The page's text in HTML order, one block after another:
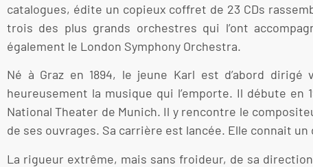
catalogues, édite un copieux coffret de 23 CDs
trois des plus grands orchestres qui l’ont
également le London Symphony Orchestra.
Né à Graz en 1894, le jeune Karl est d’abord
heureusement la musique qui l’emporte. Il débute en
National Theater de Munich. Il y rencontre le
de ses ouvrages. Sa carrière est lancée. Elle connait
La rigueur extrême, mais sans froideur, de sa